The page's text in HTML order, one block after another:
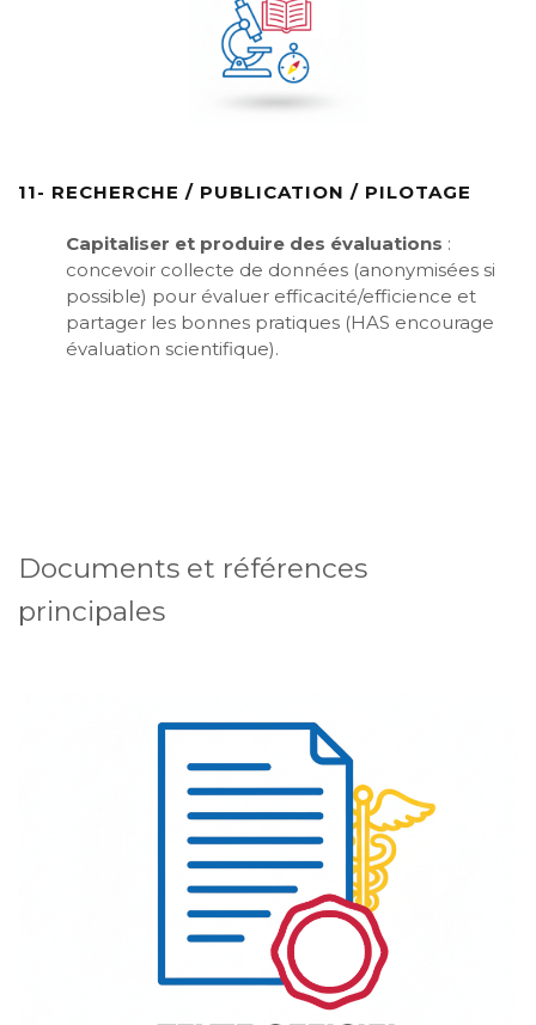
11- RECHERCHE / PUBLICATION / PILOTAGE
Capitaliser et produire des évaluations :
concevoir collecte de données (anonymisées si
possible) pour évaluer efficacité/efficience et
partager les bonnes pratiques (HAS encourage
évaluation scientifique).
Documents et références
principales